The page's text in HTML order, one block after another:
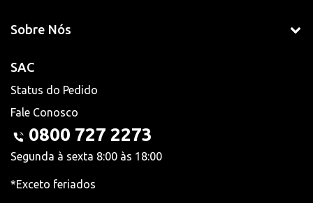
Sobre Nós
SAC
Status do Pedido
Fale Conosco
0800 727 2273
Segunda à sexta 8:00 às 18:00
*Exceto feriados